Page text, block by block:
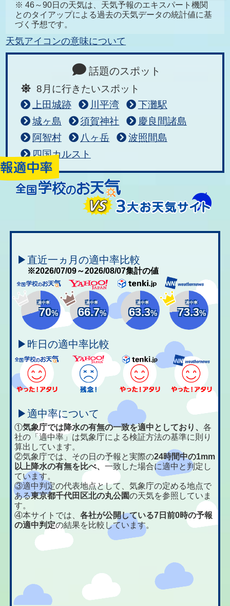
※ 46～90日の天気は、天気予報のエキスパート機関
とのタイアップによる過去の天気データの統計値に基
づく予想です。
天気アイコンの意味について
話題のスポット
8月に行きたいスポット
上田城跡
川平湾
下灘駅
城ヶ島
須賀神社
慶良間諸島
阿智村
八ヶ岳
波照間島
四国カルスト
▶直近一ヵ月の適中率比較
※2026/07/09～2026/08/07集計の値
適中率
70%
適中率
66.7%
適中率
63.3%
適中率
73.3%
▶昨日の適中率比較
▶適中率について
①気象庁では降水の有無の一致を適中としており、各
社の「適中率」は気象庁による検証方法の基準に則り
算出しています。
②気象庁では、その日の予報と実際の24時間中の1mm
以上降水の有無を比べ、一致した場合に適中と判定し
ています。
③適中判定の代表地点として、気象庁の定める地点で
ある東京都千代田区北の丸公園の天気を参照していま
す。
④本サイトでは、各社が公開している7日前0時の予報
の適中判定の結果を比較しています。